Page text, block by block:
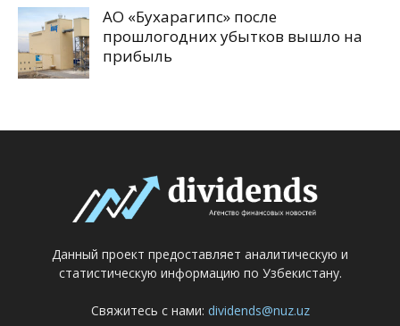
АО «Бухарагипс» после
прошлогодних убытков вышло на
прибыль
Данный проект предоставляет аналитическую и
статистическую информацию по Узбекистану.
Свяжитесь с нами: dividends@nuz.uz